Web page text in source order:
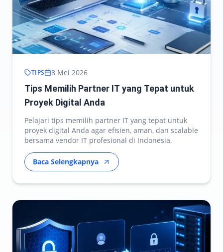
TIPS 8 Mei 2026
Tips Memilih Partner IT yang Tepat untuk
Proyek Digital Anda
Pelajari tips memilih partner IT yang tepat untuk
proyek digital Anda agar efisien, aman, dan scalable
bersama vendor IT profesional di Indonesia.
Baca Selengkapnya